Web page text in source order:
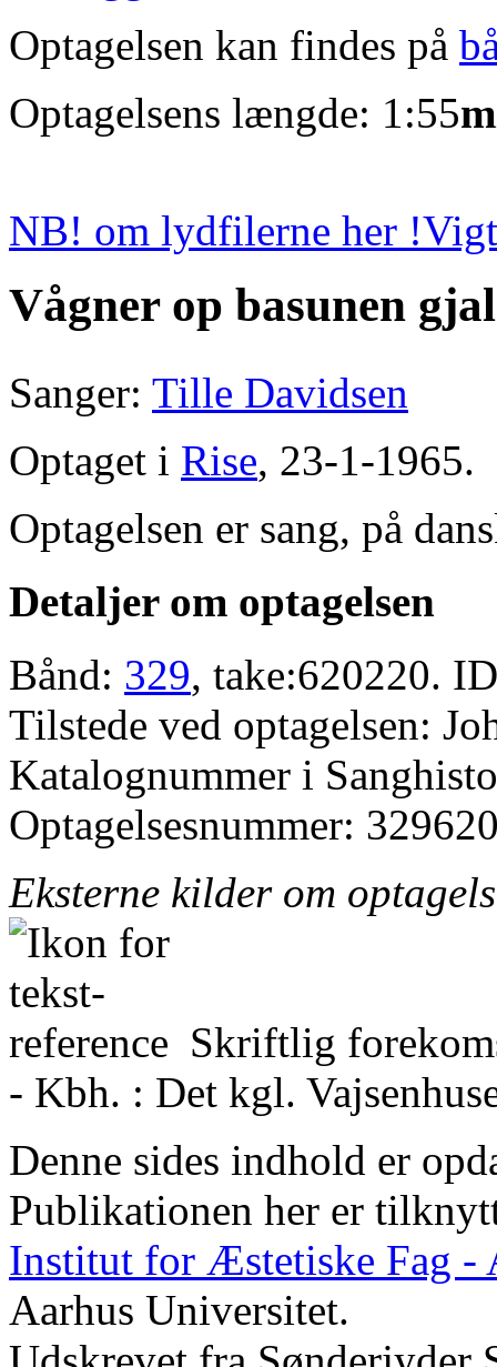
Optagelsen kan findes på
Optagelsens længde: 1:55
NB! om lydfilerne her !
Vågner op basunen
Sanger: Tille Davidsen
Optaget i Rise, 23-1-1965.
Optagelsen er sang, på
Detaljer om optagelsen
Bånd: 329, take:620220.
Tilstede ved optagelsen:
Katalognummer i
Optagelsesnummer:
Eksterne kilder om
Skriftlig
- Kbh. : Det kgl.
Denne sides indhold er
Publikationen her er
Institut for Æstetiske Fag -
Aarhus Universitet.